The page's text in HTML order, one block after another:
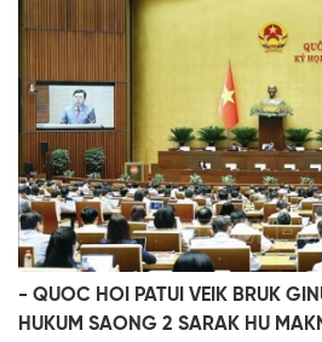
- QUOC HOI PATUI VEIK BRUK
HUKUM SAONG 2 SARAK HU